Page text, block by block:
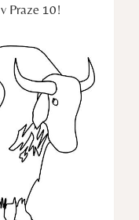
Praze 10!